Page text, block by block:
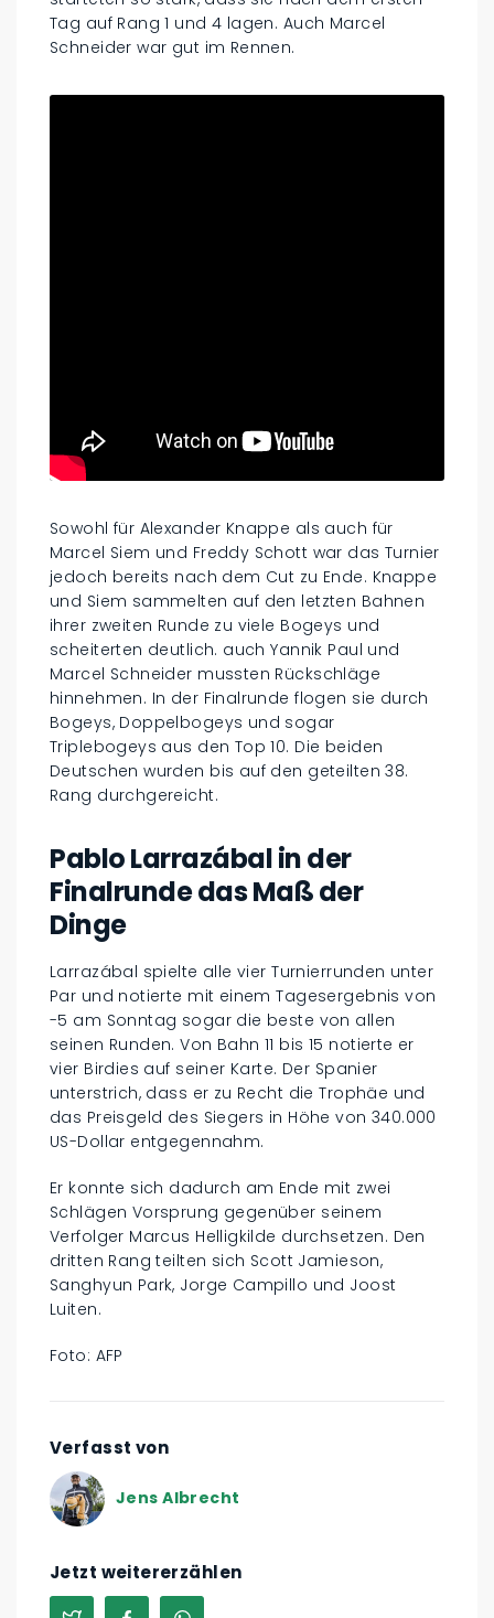
Tag auf Rang 1 und 4 lagen. Auch Marcel
Schneider war gut im Rennen.
Sowohl für Alexander Knappe als auch für
Marcel Siem und Freddy Schott war das Turnier
jedoch bereits nach dem Cut zu Ende. Knappe
und Siem sammelten auf den letzten Bahnen
ihrer zweiten Runde zu viele Bogeys und
scheiterten deutlich. auch Yannik Paul und
Marcel Schneider mussten Rückschläge
hinnehmen. In der Finalrunde flogen sie durch
Bogeys, Doppelbogeys und sogar
Triplebogeys aus den Top 10. Die beiden
Deutschen wurden bis auf den geteilten 38.
Rang durchgereicht.
Pablo Larrazábal in der
Finalrunde das Maß der
Dinge
Larrazábal spielte alle vier Turnierrunden unter
Par und notierte mit einem Tagesergebnis von
-5 am Sonntag sogar die beste von allen
seinen Runden. Von Bahn 11 bis 15 notierte er
vier Birdies auf seiner Karte. Der Spanier
unterstrich, dass er zu Recht die Trophäe und
das Preisgeld des Siegers in Höhe von 340.000
US-Dollar entgegennahm.
Er konnte sich dadurch am Ende mit zwei
Schlägen Vorsprung gegenüber seinem
Verfolger Marcus Helligkilde durchsetzen. Den
dritten Rang teilten sich Scott Jamieson,
Sanghyun Park, Jorge Campillo und Joost
Luiten.
Foto: AFP
Verfasst von
Jens Albrecht
Jetzt weitererzählen